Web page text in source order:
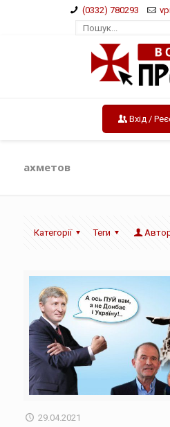
(0332) 780293
Вхід /
ахметов
Категорії Теги
29.04.2021